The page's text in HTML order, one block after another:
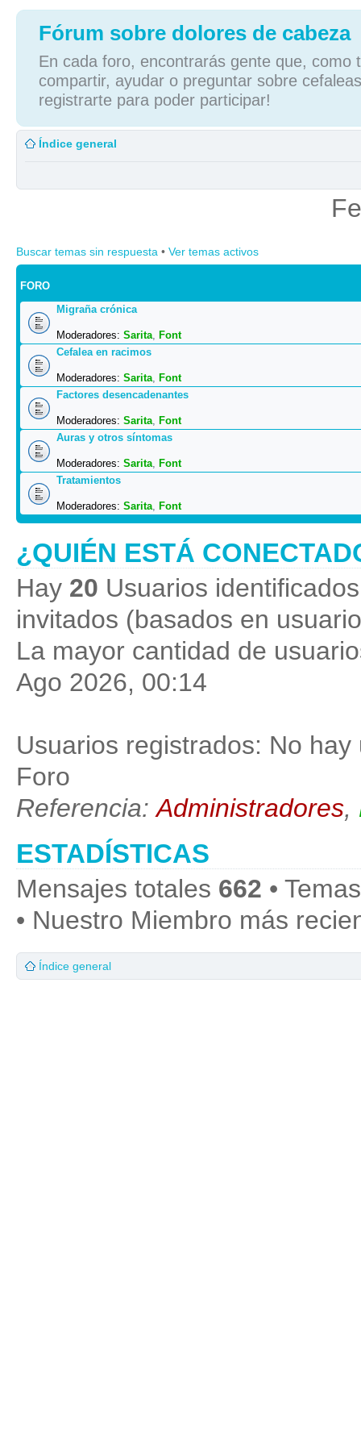
Fórum sobre dolores de cabeza
En cada foro, encontrarás gente que, como
compartir, ayudar o preguntar sobre
registrarte para poder participar!
Índice general
Buscar temas sin respuesta • Ver temas activos
FORO
Migraña crónica
Moderadores: Sarita, Font
Cefalea en racimos
Moderadores: Sarita, Font
Factores desencadenantes
Moderadores: Sarita, Font
Auras y otros síntomas
Moderadores: Sarita, Font
Tratamientos
Moderadores: Sarita, Font
¿QUIÉN ESTÁ
Hay 20 Usuarios
invitados (basados en
La mayor cantidad de
Ago 2026, 00:14
Usuarios registrados: No
Foro
Referencia:Administradores,
ESTADÍSTICAS
Mensajes totales 662 •
• Nuestro Miembro más
Índice general